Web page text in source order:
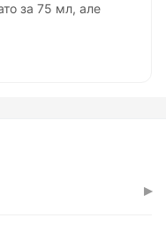
за 75 мл, але
▸